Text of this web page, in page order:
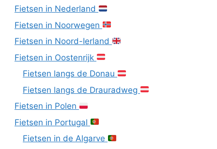
Fietsen in Nederland
Fietsen in Noorwegen
Fietsen in Noord-Ierland
Fietsen in Oostenrijk
Fietsen langs de Donau
Fietsen langs de Drauradweg
Fietsen in Polen
Fietsen in Portugal
Fietsen in de Algarve